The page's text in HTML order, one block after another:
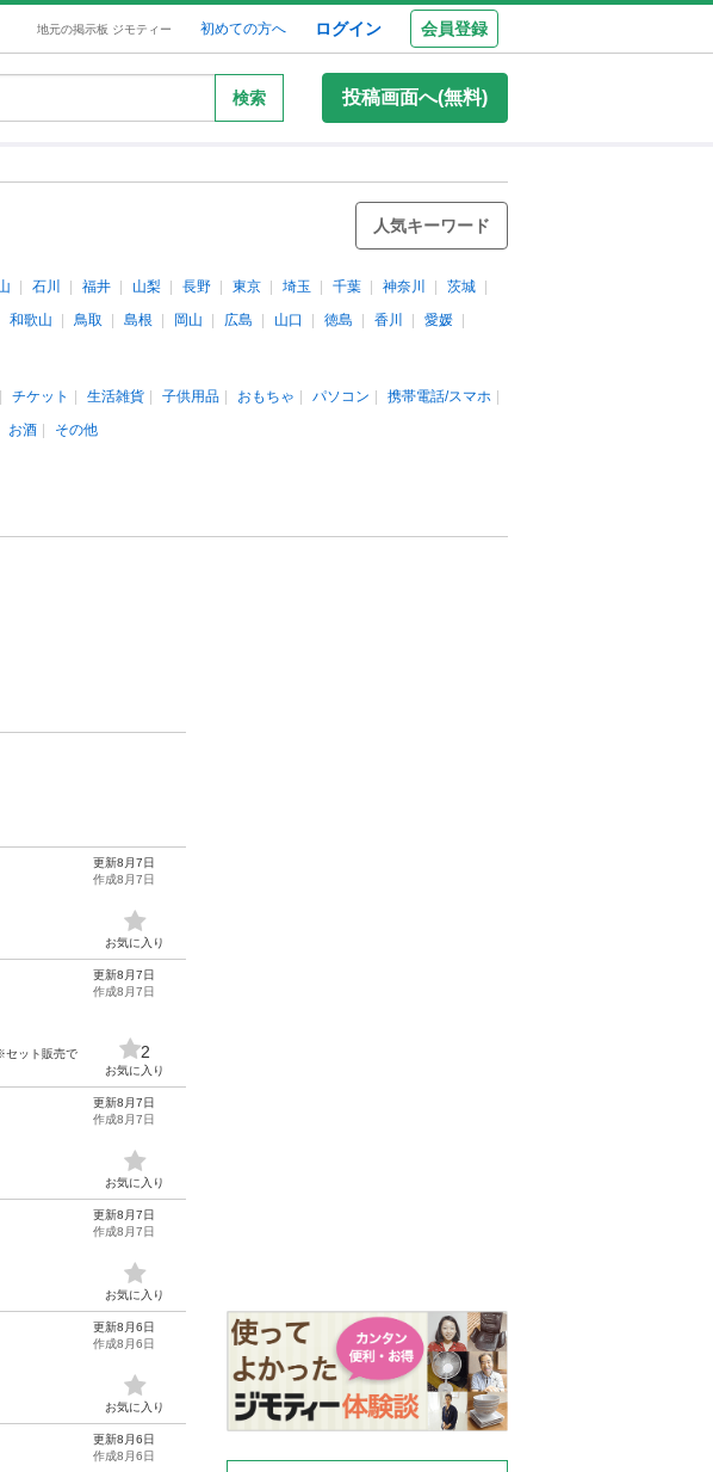
地元の掲示板 ジモティー 初めての方へ ログイン 会員登録
検索 投稿画面へ(無料)
人気キーワード
石川 福井 山梨 長野 東京 埼玉 千葉 神奈川
茨城
和歌山 鳥取 島根 岡山 広島 山口 徳島 香川
愛媛
チケット 生活雑貨 子供用品 おもちゃ パソコン
携帯電話/スマホ
お酒 その他
更新8月7日
作成8月7日
お気に入り
セット販売で
更新8月7日
作成8月7日
2
お気に入り
更新8月7日
作成8月7日
お気に入り
更新8月7日
作成8月7日
お気に入り
更新8月6日
作成8月6日
お気に入り
更新8月6日
作成8月6日